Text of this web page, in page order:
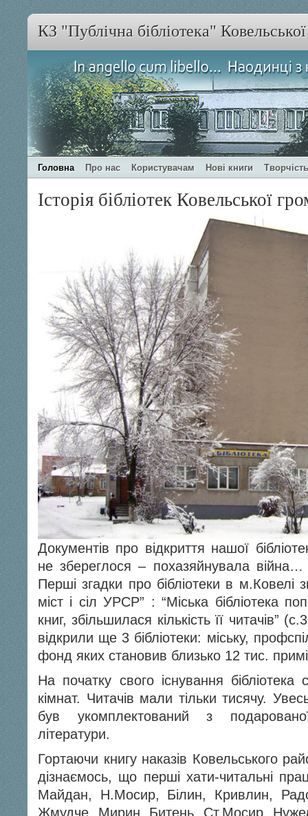
КЗ "Публічна бібліотека"
Головна Про нас Користувачам Нові книги
Історія бібліотек Ковельської
Документів про відкриття нашої
не збереглося – похазяйнувала
Перші згадки про бібліотеки в м.Ковелі
міст і сіл УРСР” : “Міська бібліотека
книг, збільшилася кількість її читачів”
відкрили ще 3 бібліотеки: міську,
фонд яких становив близько 12 тис.
На початку свого існування
кімнат. Читачів мали тільки тисячу.
був укомплектований з
літератури.
Гортаючи книгу наказів Ковельського
дізнаємось, що перші хати-читальні
Майдан, Н.Мосир, Білин, Кривлин,
Жмудче, Мирин, Битень, Ст.Мосир,